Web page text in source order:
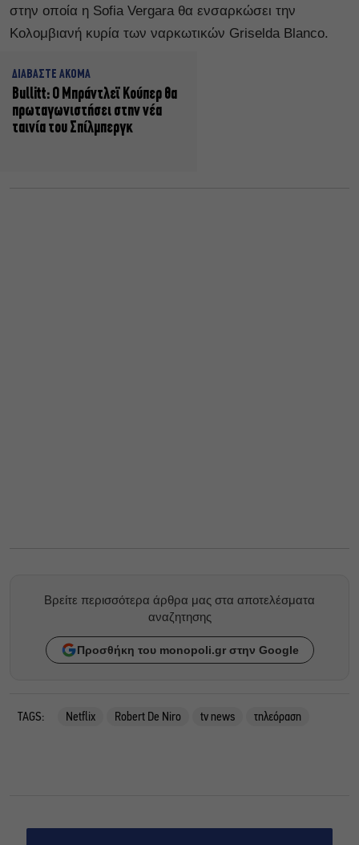
στην οποία η Sofia Vergara θα ενσαρκώσει την
Κολομβιανή κυρία των ναρκωτικών Griselda Blanco.
ΔΙΑΒΑΣΤΕ ΑΚΟΜΑ
Bullitt: Ο Μπράντλεϊ Κούπερ θα
πρωταγωνιστήσει στην νέα
ταινία του Σπίλμπεργκ
Βρείτε περισσότερα άρθρα μας στα αποτελέσματα
αναζητησης
Προσθήκη του monopoli.gr στην Google
TAGS: Netflix Robert De Niro tv news τηλεόραση